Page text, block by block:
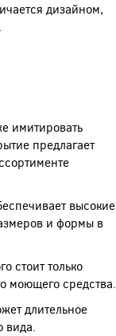
дизайном,
имитировать
предлагает
высокие
и формы в
стоит только
моющего средства.
длительное
вида.